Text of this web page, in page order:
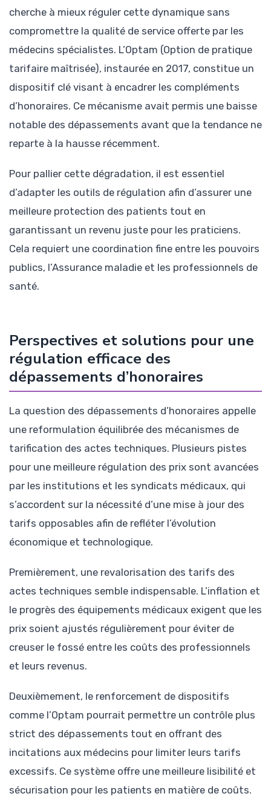
cherche à mieux réguler cette dynamique sans
compromettre la qualité de service offerte par les
médecins spécialistes. L’Optam (Option de pratique
tarifaire maîtrisée), instaurée en 2017, constitue un
dispositif clé visant à encadrer les compléments
d’honoraires. Ce mécanisme avait permis une baisse
notable des dépassements avant que la tendance ne
reparte à la hausse récemment.
Pour pallier cette dégradation, il est essentiel
d’adapter les outils de régulation afin d’assurer une
meilleure protection des patients tout en
garantissant un revenu juste pour les praticiens.
Cela requiert une coordination fine entre les pouvoirs
publics, l’Assurance maladie et les professionnels de
santé.
Perspectives et solutions pour une
régulation efficace des
dépassements d’honoraires
La question des dépassements d’honoraires appelle
une reformulation équilibrée des mécanismes de
tarification des actes techniques. Plusieurs pistes
pour une meilleure régulation des prix sont avancées
par les institutions et les syndicats médicaux, qui
s’accordent sur la nécessité d’une mise à jour des
tarifs opposables afin de refléter l’évolution
économique et technologique.
Premièrement, une revalorisation des tarifs des
actes techniques semble indispensable. L’inflation et
le progrès des équipements médicaux exigent que les
prix soient ajustés régulièrement pour éviter de
creuser le fossé entre les coûts des professionnels
et leurs revenus.
Deuxièmement, le renforcement de dispositifs
comme l’Optam pourrait permettre un contrôle plus
strict des dépassements tout en offrant des
incitations aux médecins pour limiter leurs tarifs
excessifs. Ce système offre une meilleure lisibilité et
sécurisation pour les patients en matière de coûts.